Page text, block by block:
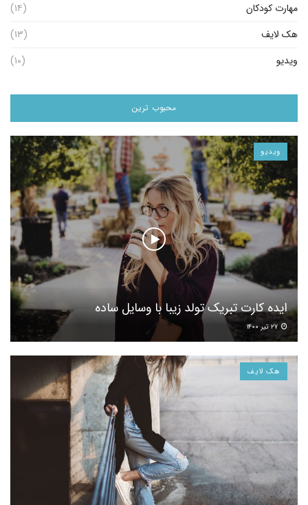
مهارت کودکان
(۱۴)
هک لایف
(۱۳)
ویدیو
(۱۰)
محبوب ترین
ویدیو
ایده کارت تبریک تولد زیبا با وسایل ساده
هک لایف